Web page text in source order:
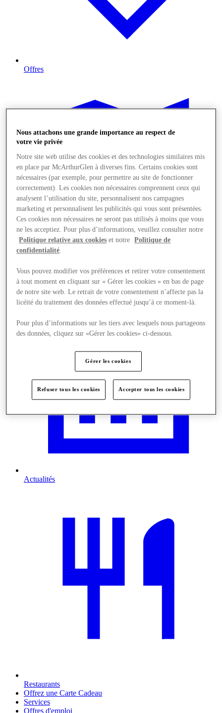
Offres
Nous rendre visite
Actualités
Restaurants
Offrez une Carte Cadeau
Services
Offres d'emploi
Nous attachons une grande importance au respect de
votre vie privée
Notre site web utilise des cookies et des technologies similaires mis
en place par McArthurGlen à diverses fins. Certains cookies sont
nécessaires (par exemple, pour permettre au site de fonctionner
correctement). Les cookies non nécessaires comprennent ceux qui
analysent l’utilisation du site, personnalisent nos campagnes
marketing et personnalisent les publicités qui vous sont présentées.
Ces cookies non nécessaires ne seront pas utilisés à moins que vous
ne les acceptiez. Pour plus d’informations, veuillez consulter notre
Politique relative aux cookies et notre
Politique de
confidentialité.
Vous pouvez modifier vos préférences et retirer votre consentement
à tout moment en cliquant sur « Gérer les cookies » en bas de page
de notre site web. Le retrait de votre consentement n’affecte pas la
licéité du traitement des données effectué jusqu’à ce moment-là.
Pour plus d’informations sur les tiers avec lesquels nous partageons
des données, cliquez sur «Gérer les cookies» ci-dessous.
Gérer les cookies
Refuser tous les cookies Accepter tous les cookies